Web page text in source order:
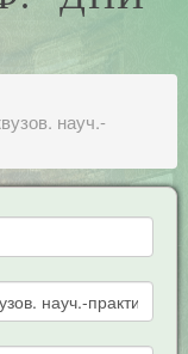
науч.-